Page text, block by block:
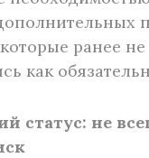
ранее не
как
статус: не